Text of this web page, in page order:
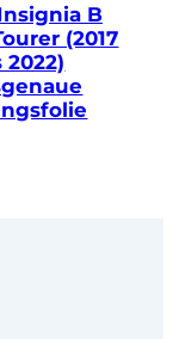
B
(2017
2022)